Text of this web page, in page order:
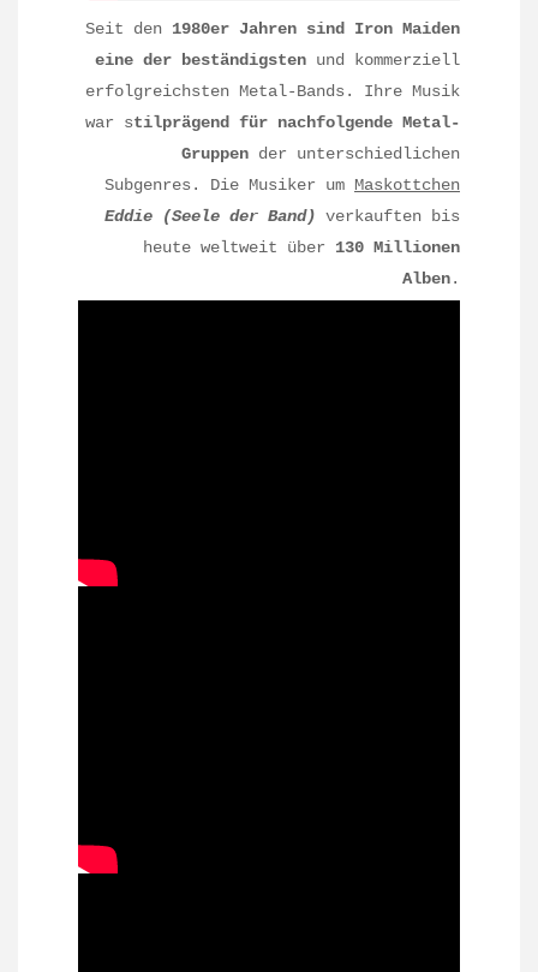
Seit den 1980er Jahren sind Iron Maiden
eine der beständigsten und kommerziell
erfolgreichsten Metal-Bands. Ihre Musik
war stilprägend für nachfolgende Metal-
Gruppen der unterschiedlichen
Subgenres. Die Musiker um Maskottchen
Eddie (Seele der Band) verkauften bis
heute weltweit über 130 Millionen
Alben.